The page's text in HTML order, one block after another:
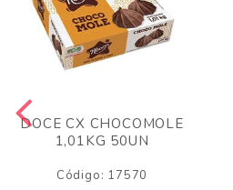
DOCE CX CHOCOMOLE
1,01KG 50UN
Código: 17570